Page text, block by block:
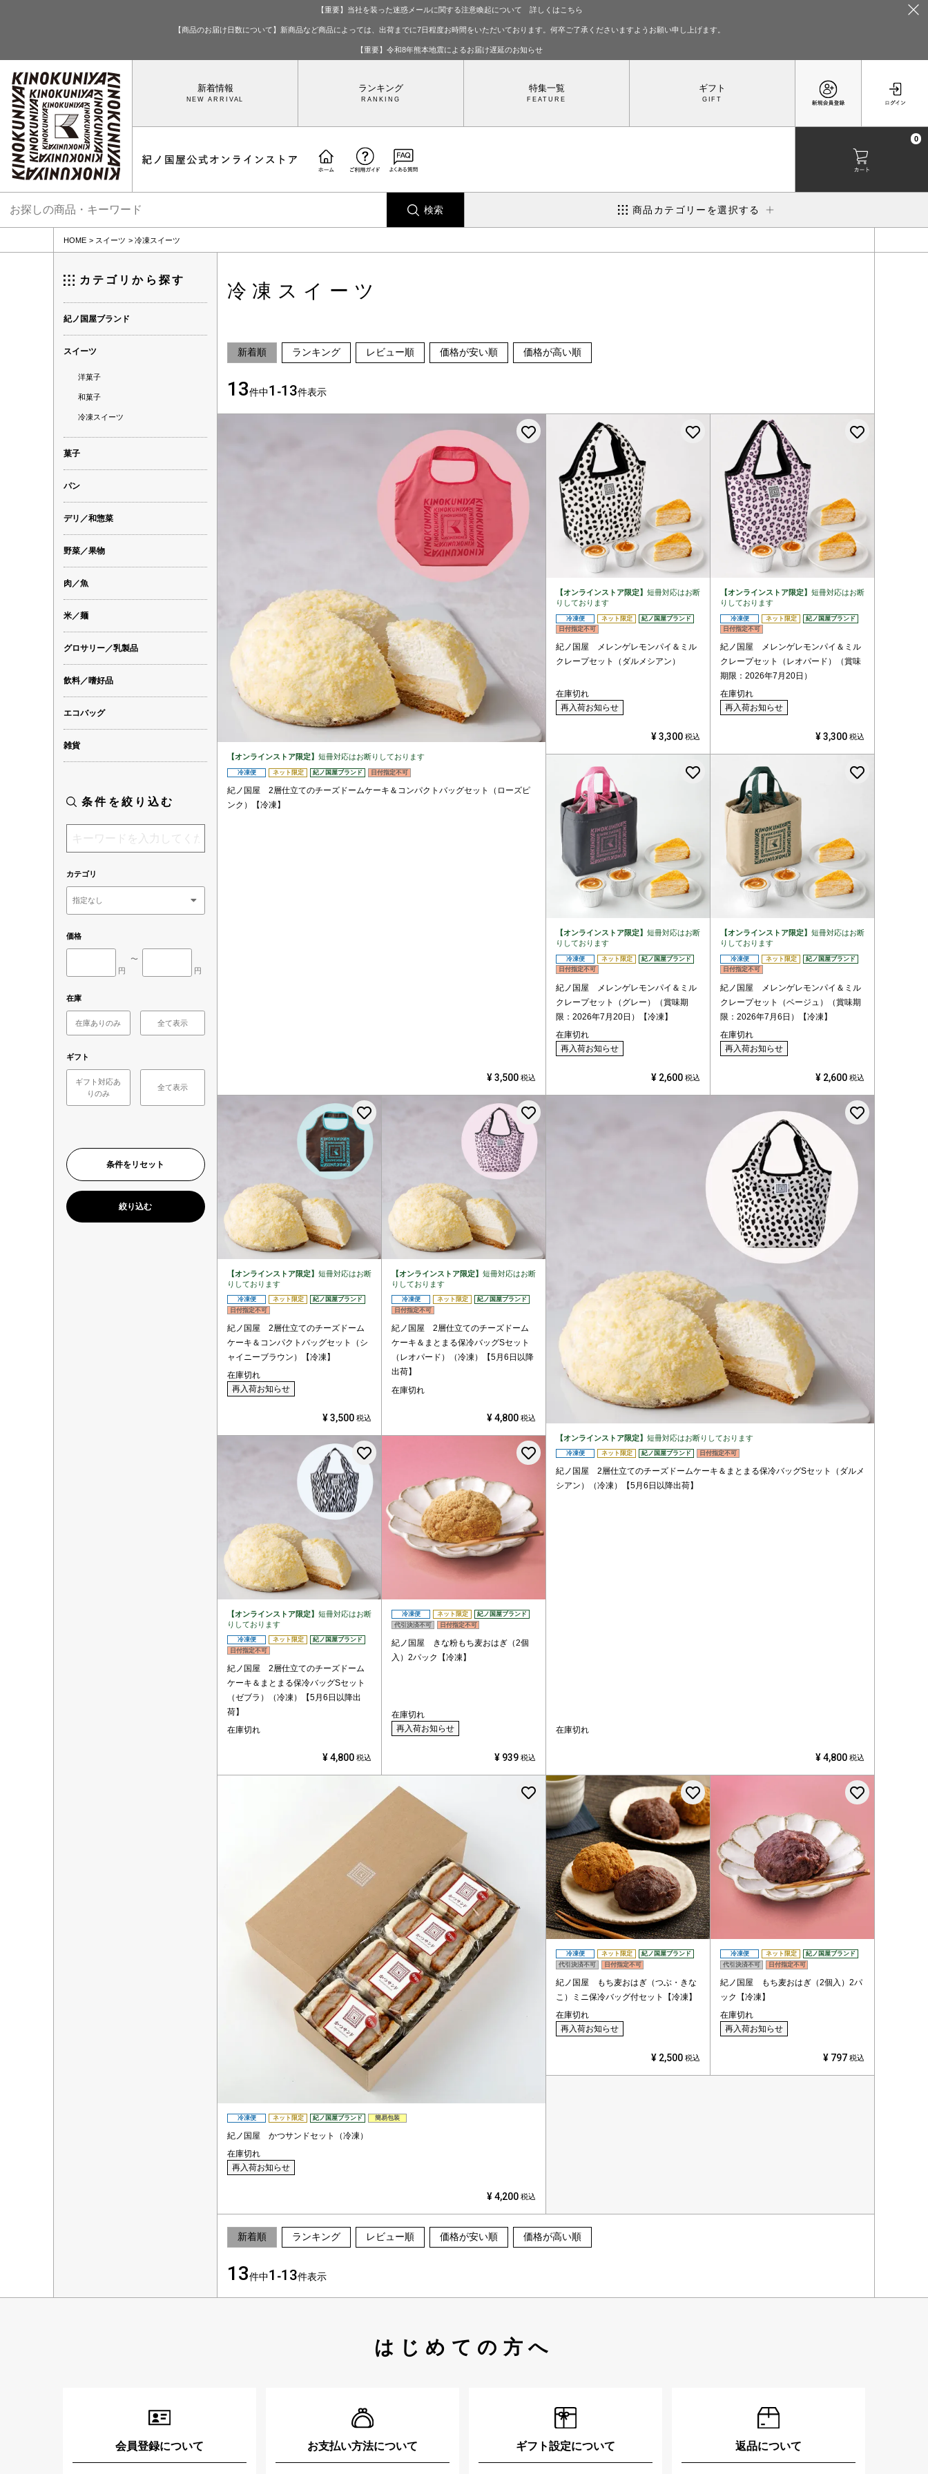
【重要】当社を装った迷惑メールに関する注意喚起について 詳しくはこちら
【商品のお届け日数について】新商品など商品によっては、出荷までに7日程度お時間をいただいております。何卒ご了承くださいますようお願い申し上げます。
【重要】令和8年熊本地震によるお届け遅延のお知らせ
0
新着情報 ランキング 特集一覧 ギフト
検索 商品カテゴリーを選択する
HOME スイーツ 冷凍スイーツ
カテゴリから探す
紀ノ国屋ブランド
スイーツ
洋菓子
和菓子
冷凍スイーツ
菓子
パン
デリ／和惣菜
野菜／果物
肉／魚
米／麺
グロサリー／乳製品
飲料／嗜好品
エコバッグ
雑貨
条件を絞り込む
カテゴリ
価格
円
〜
円
在庫
在庫ありのみ 全て表示
ギフト
ギフト対応あ
りのみ
全て表示
冷凍スイーツ
新着順 ランキング レビュー順 価格が安い順 価格が高い順
13件中1 -13件表示
【オンラインストア限定】 短冊対応はお断りしております
冷凍便 ネット限定 紀ノ国屋ブランド 日付指定不可
紀ノ国屋 2層仕立てのチーズドームケーキ＆コンパクトバッグセット（ローズピ
ンク）【冷凍】
お気に入りに登録する
¥ 3,500 税込
【オンラインストア限定】 短冊対応はお断
りしております
冷凍便 ネット限定
紀ノ国屋ブランド
日付指定不可
紀ノ国屋 メレンゲレモンパイ＆ミル
クレープセット（ダルメシアン）
在庫切れ
再入荷お知らせ
お気に入りに登録する
¥ 3,300 税込
【オンラインストア限定】 短冊対応はお断
りしております
冷凍便 ネット限定
紀ノ国屋ブランド
日付指定不可
紀ノ国屋 メレンゲレモンパイ＆ミル
クレープセット（レオパード）（賞味
期限：2026年7月20日）
在庫切れ
再入荷お知らせ
¥ 3,300 税込
【オンラインストア限定】 短冊対応はお断
りしております
冷凍便 ネット限定
紀ノ国屋ブランド
日付指定不可
紀ノ国屋 メレンゲレモンパイ＆ミル
クレープセット（グレー）（賞味期
限：2026年7月20日）【冷凍】
在庫切れ
再入荷お知らせ
お気に入りに登録する
¥ 2,600 税込
【オンラインストア限定】 短冊対応はお断
りしております
冷凍便 ネット限定
紀ノ国屋ブランド
日付指定不可
紀ノ国屋 メレンゲレモンパイ＆ミル
クレープセット（ベージュ）（賞味期
限：2026年7月6日）【冷凍】
在庫切れ
再入荷お知らせ
¥ 2,600 税込
【オンラインストア限定】 短冊対応はお断
りしております
冷凍便 ネット限定
紀ノ国屋ブランド
日付指定不可
紀ノ国屋 2層仕立てのチーズドーム
ケーキ＆コンパクトバッグセット（シ
ャイニーブラウン）【冷凍】
在庫切れ
再入荷お知らせ
お気に入りに登録する
¥ 3,500 税込
【オンラインストア限定】 短冊対応はお断
りしております
冷凍便 ネット限定
紀ノ国屋ブランド
日付指定不可
紀ノ国屋 2層仕立てのチーズドーム
ケーキ＆まとまる保冷バッグSセット
（レオパード）（冷凍）【5月6日以降
出荷】
在庫切れ
¥ 4,800 税込
【オンラインストア限定】 短冊対応はお断りしております
冷凍便 ネット限定 紀ノ国屋ブランド 日付指定不可
紀ノ国屋 2層仕立てのチーズドームケーキ＆まとまる保冷バッグSセット（ダルメ
シアン）（冷凍）【5月6日以降出荷】
在庫切れ
¥ 4,800 税込
【オンラインストア限定】 短冊対応はお断
りしております
冷凍便 ネット限定
紀ノ国屋ブランド
日付指定不可
紀ノ国屋 2層仕立てのチーズドーム
ケーキ＆まとまる保冷バッグSセット
（ゼブラ）（冷凍）【5月6日以降出
荷】
在庫切れ
¥ 4,800 税込
冷凍便 ネット限定
紀ノ国屋ブランド
代引決済不可
日付指定不可
紀ノ国屋 きな粉もち麦おはぎ（2個
入）2パック【冷凍】
在庫切れ
再入荷お知らせ
お気に入りに登録する
¥ 939 税込
冷凍便 ネット限定 紀ノ国屋ブランド 簡易包装
紀ノ国屋 かつサンドセット（冷凍）
在庫切れ
再入荷お知らせ
お気に入りに登録する
¥ 4,200 税込
冷凍便 ネット限定
紀ノ国屋ブランド
代引決済不可
日付指定不可
紀ノ国屋 もち麦おはぎ（つぶ・きな
こ）ミニ保冷バッグ付セット【冷凍】
在庫切れ
再入荷お知らせ
¥ 2,500 税込
冷凍便 ネット限定
紀ノ国屋ブランド
代引決済不可
日付指定不可
紀ノ国屋 もち麦おはぎ（2個入）2パ
ック【冷凍】
在庫切れ
再入荷お知らせ
¥ 797 税込
新着順 ランキング レビュー順 価格が安い順 価格が高い順
13件中1 -13件表示
はじめての方へ
会員登録について お支払い方法について ギフト設定について 返品について